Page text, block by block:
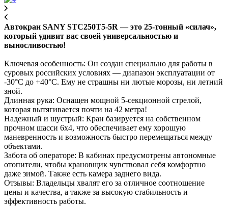
Автокран SANY STC250T5-5R — это 25-тонный «силач»,
который удивит вас своей универсальностью и
выносливостью!
Ключевая особенность: Он создан специально для работы в
суровых российских условиях — диапазон эксплуатации от
-30°С до +40°С. Ему не страшны ни лютые морозы, ни летний
зной.
Длинная рука: Оснащен мощной 5-секционной стрелой,
которая вытягивается почти на 42 метра!
Надежный и шустрый: Кран базируется на собственном
прочном шасси 6х4, что обеспечивает ему хорошую
маневренность и возможность быстро перемещаться между
объектами.
Забота об операторе: В кабинах предусмотрены автономные
отопители, чтобы крановщик чувствовал себя комфортно
даже зимой. Также есть камера заднего вида.
Отзывы: Владельцы хвалят его за отличное соотношение
цены и качества, а также за высокую стабильность и
эффективность работы.